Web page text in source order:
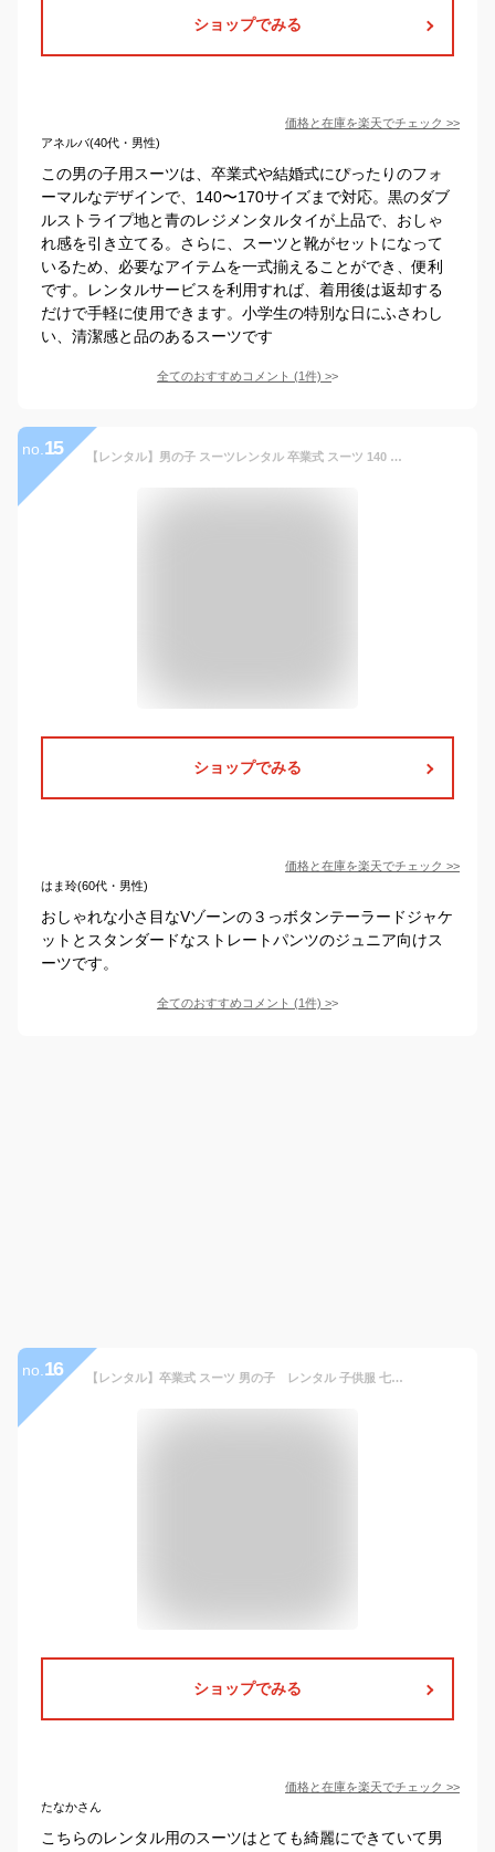
ショップでみる
価格と在庫を楽天でチェック >>
アネルバ(40代・男性)
この男の子用スーツは、卒業式や結婚式にぴったりのフォ
ーマルなデザインで、140〜170サイズまで対応。黒のダブ
ルストライプ地と青のレジメンタルタイが上品で、おしゃ
れ感を引き立てる。さらに、スーツと靴がセットになって
いるため、必要なアイテムを一式揃えることができ、便利
です。レンタルサービスを利用すれば、着用後は返却する
だけで手軽に使用できます。小学生の特別な日にふさわし
い、清潔感と品のあるスーツです
全てのおすすめコメント (1件) >
no. 15 【レンタル】男の子 スーツレンタル 卒業式 スーツ 140 160 170 男児 黒無地ベーシックスーツセット モノトーンチェック柄ネクタイ 男の子 スーツ 小学校男子 卒業スーツ 靴セット 子供スーツ レンタル 貸衣装 結婚式 ジュニアスーツ 小学生
ショップでみる
価格と在庫を楽天でチェック >>
はま玲(60代・男性)
おしゃれな小さ目なVゾーンの３っボタンテーラードジャケ
ットとスタンダードなストレートパンツのジュニア向けス
ーツです。
全てのおすすめコメント (1件) >
no. 16 【レンタル】卒業式 スーツ 男の子 レンタル 子供服 七五三 卒業式 入学式 結婚式 140cm 150cm 160cm 165cm JBED019
ショップでみる
価格と在庫を楽天でチェック >>
たなかさん
こちらのレンタル用のスーツはとても綺麗にできていて男